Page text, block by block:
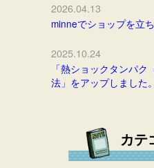
2026.04.13
minneでショップを立
2025.10.24
「熱ショックタンパ
法」をアップしました。
カテ